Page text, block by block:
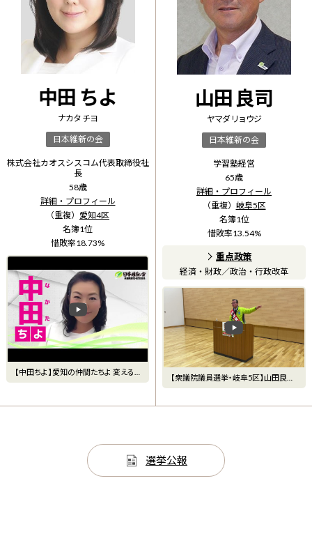
中田 ちよ
ナカタ チヨ
日本維新の会
株式会社カオスシスコム代表取締役社
長
58歳
詳細・プロフィール
（重複） 愛知4区
名簿1位
惜敗率18.73%
【中田ちよ】愛知の仲間たちよ 変える
なら中田ちよ
山田 良司
ヤマダ リョウジ
日本維新の会
学習塾経営
65歳
詳細・プロフィール
（重複） 岐阜5区
名簿1位
惜敗率13.54%
重点政策
経済・財政／政治・行政改革
【衆議院議員選挙・岐阜5区】山田良司
（日本維新の会）個人演説
選挙公報